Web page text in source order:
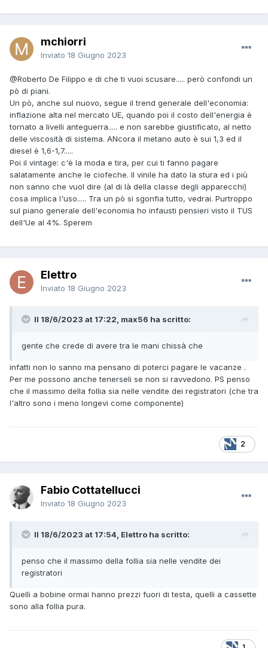
mchiorri
Inviato 18 Giugno 2023
@Roberto De Filippo e di che ti vuoi scusare..... però confondi un
pò di piani.
Un pò, anche sul nuovo, segue il trend generale dell'economia:
inflazione alta nel mercato UE, quando poi il costo dell'energia è
tornato a livelli anteguerra..... e non sarebbe giustificato, al netto
delle viscosità di sistema. ANcora il metano auto è sui 1,3 ed il
diesel è 1,6-1,7.....
Poi il vintage: c'è la moda e tira, per cui ti fanno pagare
salatamente anche le ciofeche. Il vinile ha dato la stura ed i più
non sanno che vuol dire (al di là della classe degli apparecchi)
cosa implica l'uso..... Tra un pò si sgonfia tutto, vedrai. Purtroppo
sul piano generale dell'economia ho infausti pensieri visto il TUS
dell'Ue al 4%. Sperem
Elettro
Inviato 18 Giugno 2023
Il 18/6/2023 at 17:22, max56 ha scritto:
gente che crede di avere tra le mani chissà che
infatti non lo sanno ma pensano di poterci pagare le vacanze .
Per me possono anche tenerseli se non si ravvedono. PS penso
che il massimo della follia sia nelle vendite dei registratori (che tra
l'altro sono i meno longevi come componente)
2
Fabio Cottatellucci
Inviato 18 Giugno 2023
Il 18/6/2023 at 17:54, Elettro ha scritto:
penso che il massimo della follia sia nelle vendite dei
registratori
Quelli a bobine ormai hanno prezzi fuori di testa, quelli a cassette
sono alla follia pura.